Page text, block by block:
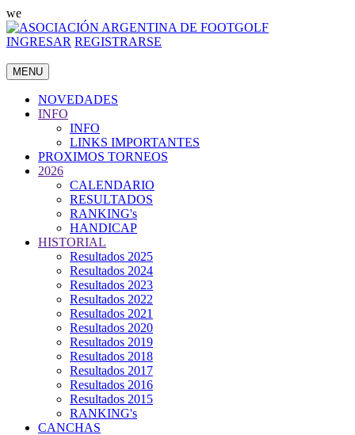
we
INGRESAR REGISTRARSE
MENU
NOVEDADES
INFO
INFO
LINKS IMPORTANTES
PROXIMOS TORNEOS
2026
CALENDARIO
RESULTADOS
RANKING's
HANDICAP
HISTORIAL
Resultados 2025
Resultados 2024
Resultados 2023
Resultados 2022
Resultados 2021
Resultados 2020
Resultados 2019
Resultados 2018
Resultados 2017
Resultados 2016
Resultados 2015
RANKING's
CANCHAS